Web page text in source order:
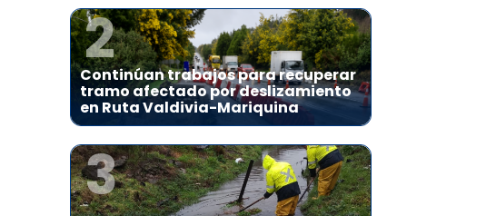
2
Continúan trabajos para recuperar
tramo afectado por deslizamiento
en Ruta Valdivia-Mariquina
3